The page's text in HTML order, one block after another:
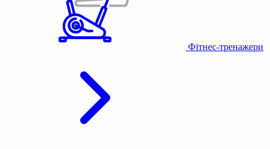
Фітнес-тренажери